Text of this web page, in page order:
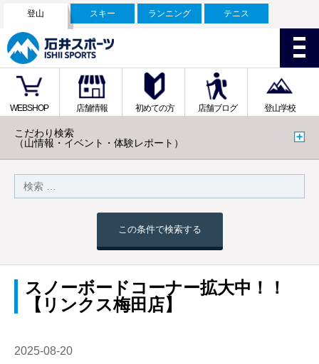
登山 スキー ランニング テニス
WEBSHOP 店舗情報 初めての方 店舗ブログ 登山学校
こだわり検索
（山情報・イベント・体験レポート）
この条件で検索する
スノーボードコーナー拡大中！！
【リンクス梅田店】
2025-08-20